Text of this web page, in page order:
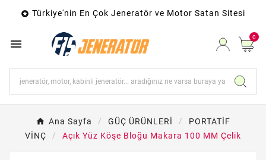
 Türkiye'nin En Çok Jeneratör ve Motor Satan Sitesi
 0
Ana Sayfa GÜÇ ÜRÜNLERİ
PORTATİF
VİNÇ
Açık Yüz Köşe Bloğu Makara 100 MM Çelik